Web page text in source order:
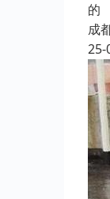
的
成
25-